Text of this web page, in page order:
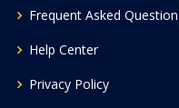
Frequent Asked Question
Help Center
Privacy Policy